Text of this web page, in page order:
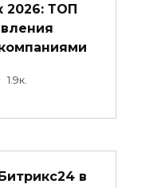
2026: ТОП
1.9к.
в